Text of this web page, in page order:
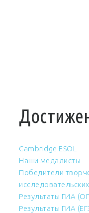
Cambridge ESOL
Наши медалисты
Победители
Результаты ГИА
Результаты ГИА